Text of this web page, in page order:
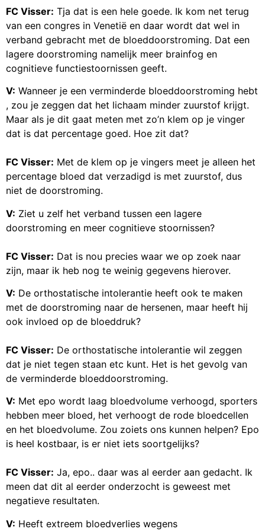
FC Visser: Tja dat is een hele goede. Ik kom net terug
van een congres in Venetië en daar wordt dat wel in
verband gebracht met de bloeddoorstroming. Dat een
lagere doorstroming namelijk meer brainfog en
cognitieve functiestoornissen geeft.
V: Wanneer je een verminderde bloeddoorstroming hebt
, zou je zeggen dat het lichaam minder zuurstof krijgt.
Maar als je dit gaat meten met zo’n klem op je vinger
dat is dat percentage goed. Hoe zit dat?
FC Visser: Met de klem op je vingers meet je alleen het
percentage bloed dat verzadigd is met zuurstof, dus
niet de doorstroming.
V: Ziet u zelf het verband tussen een lagere
doorstroming en meer cognitieve stoornissen?
FC Visser: Dat is nou precies waar we op zoek naar
zijn, maar ik heb nog te weinig gegevens hierover.
V: De orthostatische intolerantie heeft ook te maken
met de doorstroming naar de hersenen, maar heeft hij
ook invloed op de bloeddruk?
FC Visser: De orthostatische intolerantie wil zeggen
dat je niet tegen staan etc kunt. Het is het gevolg van
de verminderde bloeddoorstroming.
V: Met epo wordt laag bloedvolume verhoogd, sporters
hebben meer bloed, het verhoogt de rode bloedcellen
en het bloedvolume. Zou zoiets ons kunnen helpen? Epo
is heel kostbaar, is er niet iets soortgelijks?
FC Visser: Ja, epo.. daar was al eerder aan gedacht. Ik
meen dat dit al eerder onderzocht is geweest met
negatieve resultaten.
V: Heeft extreem bloedverlies wegens